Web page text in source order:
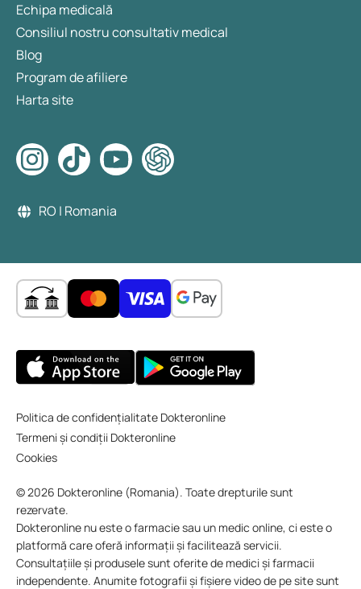
Echipa medicală
Consiliul nostru consultativ medical
Blog
Program de afiliere
Harta site
RO | Romania
Politica de confidențialitate Dokteronline
Termeni și condiții Dokteronline
Cookies
© 2026 Dokteronline (Romania). Toate drepturile sunt
rezervate.
Dokteronline nu este o farmacie sau un medic online, ci este o
platformă care oferă informații și facilitează servicii.
Consultațiile și produsele sunt oferite de medici și farmacii
independente. Anumite fotografii și fișiere video de pe site sunt